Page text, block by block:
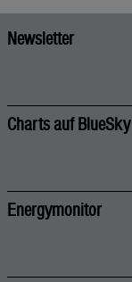
Newsletter
Charts auf BlueSky
Energymonitor